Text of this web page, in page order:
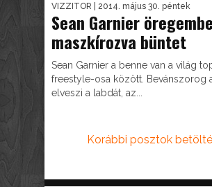
VIZZITOR | 2014. május 30. péntek
Sean Garnier
maszkírozva büntet
Sean Garnier a benne van a világ
freestyle-osa között. Bevánszorog
elveszi a labdát, az...
Korábbi posztok